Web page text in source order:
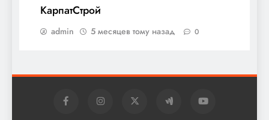
КарпатСтрой
admin 5 месяцев тому назад 0